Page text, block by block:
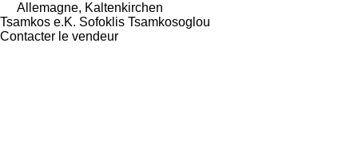
Allemagne, Kaltenkirchen
Tsamkos e.K. Sofoklis Tsamkosoglou
Contacter le vendeur